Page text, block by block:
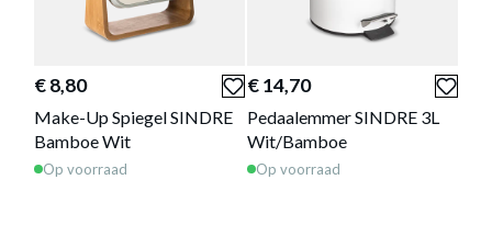
€ 8,80
Make-Up Spiegel SINDRE
Bamboe Wit
Op voorraad
€ 14,70
Pedaalemmer SINDRE 3L
Wit/Bamboe
Op voorraad
ZAKDOEKDOOS SINDRE BAMBOE
Productnummer: Y14400022406
€ 7,30
Prijs per stuk, incl. btw en excl. verzendkosten